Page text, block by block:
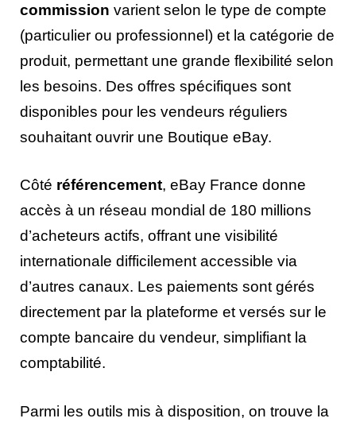
commission varient selon le type de compte
(particulier ou professionnel) et la catégorie de
produit, permettant une grande flexibilité selon
les besoins. Des offres spécifiques sont
disponibles pour les vendeurs réguliers
souhaitant ouvrir une Boutique eBay.
Côté référencement, eBay France donne
accès à un réseau mondial de 180 millions
d’acheteurs actifs, offrant une visibilité
internationale difficilement accessible via
d’autres canaux. Les paiements sont gérés
directement par la plateforme et versés sur le
compte bancaire du vendeur, simplifiant la
comptabilité.
Parmi les outils mis à disposition, on trouve la